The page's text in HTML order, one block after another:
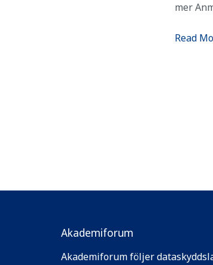
mer
Read
Akademiforum
Akademiforum följer